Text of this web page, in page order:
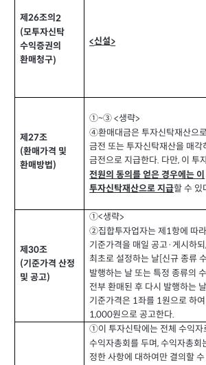
제26조의2
(모투자신탁
수익증권의
환매청구)
<신설>
제27조
(환매가격 및
환매방법)
①~③<생략>
④환매대금은 투자신탁재산으
금전 또는 투자신탁재산을 매각
금전으로 지급한다. 다만, 이 투
전원의 동의를 얻은 경우에는 이
투자신탁재산으로 지급할 수 있
제30조
(기준가격 산정
및 공고)
①<생략>
②집합투자업자는 제 1항에 따
기준가격을 매일 공고· 게시하되
최초로 설정하는 날[신규 종류
발행하는 날 또는 특정 종류의
전부 환매된 후 다시 발행하는 날
기준가격은 1좌를 1원으로 하여
1,000원으로 공고한다.
①이 투자신탁에는 전체 수익
수익자총회를 두며,수익자총회
정한 사항에 대하여만 결의할